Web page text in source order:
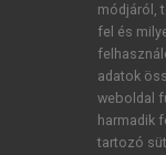
ÚJ FIÓK
1 óra
E-MAIL-CÍM
módjáról,
fel és
adatok
weboldal
harmadik
tartozó